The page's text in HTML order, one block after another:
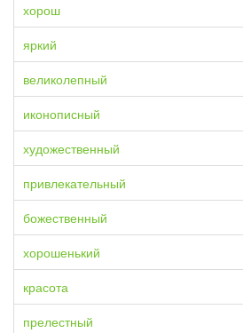
хорош
яркий
великолепный
иконописный
художественный
привлекательный
божественный
хорошенький
красота
прелестный